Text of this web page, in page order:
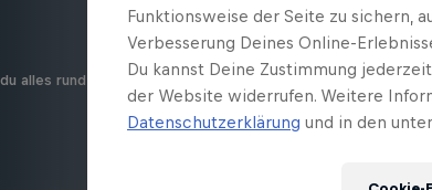
alles rund ums Thema Mountainbike und BMX: Spannende
Funktionsweise der Seite zu sichern,
Verbesserung Deines Online-
Du kannst Deine Zustimmung
der Website widerrufen. Weitere
Datenschutzerklärung und in den